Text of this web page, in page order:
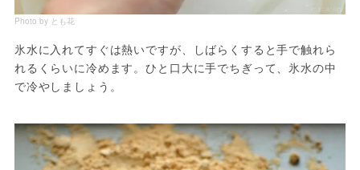
Photo by とも花
氷水に入れてすぐは熱いですが、しばらくすると手で触れら
れるくらいに冷めます。ひと口大に手でちぎって、氷水の中
で冷やしましょう。